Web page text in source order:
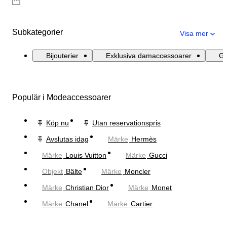
Subkategorier Visa mer
Bijouterier Exklusiva damaccessoarer
Populär i Modeaccessoarer
Köp nu
Utan reservationspris
Avslutas idag
Märke Hermès
Märke Louis Vuitton Märke Gucci
Objekt Bälte Märke Moncler
Märke Christian Dior Märke Monet
Märke Chanel Märke Cartier